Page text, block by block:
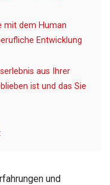
mit dem Human
Entwicklung
aus Ihrer
ist und das Sie
und